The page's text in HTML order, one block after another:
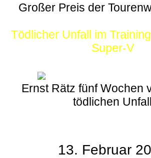
Großer Preis der
Tödlicher Unfall im
Super-V
Ernst Rätz fünf Wochen
tödlichen Unfall
13. Februar